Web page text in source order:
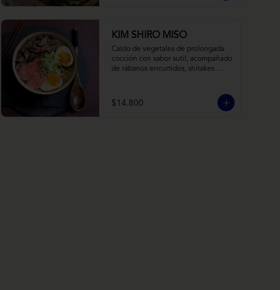
KIM SHIRO MISO
Caldo de vegetales de prolongada
cocción con sabor sutil, acompañado
de rábanos encurtidos, shitakes
como opción vegana) y los
infaltables fideos de ramen.
$14.800